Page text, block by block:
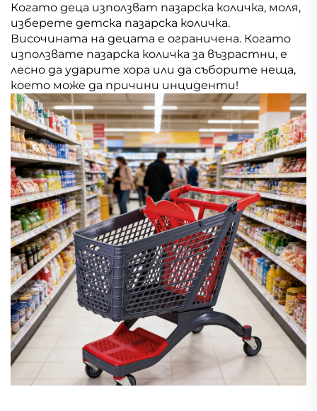
Когато деца използват пазарска количка, моля,
изберете детска пазарска количка.
Височината на децата е ограничена. Когато
използвате пазарска количка за възрастни, е
лесно да ударите хора или да съборите неща,
което може да причини инциденти!